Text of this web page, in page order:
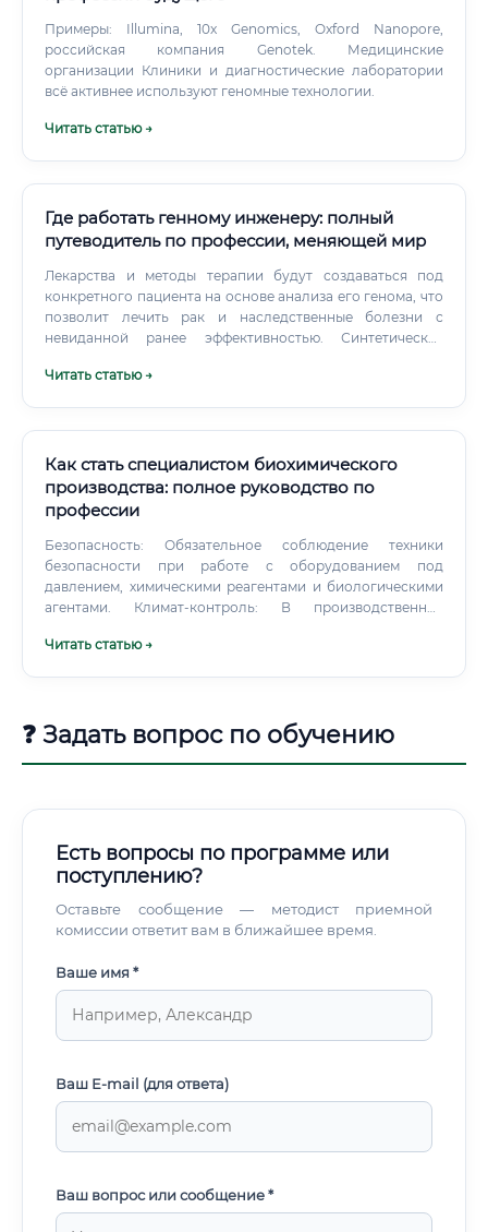
инженерные белки 📝 Регуляторная деятельность —
подготовка досье для регуляторных органов
(Росздравнадзор, FDA, EMA) Если говорить честно,
рутины хватает. Часами анализировать данные — это
реальность биофармаколога, а не сцена из научного
препарата, который выходит на рынок и помогает людям
Примеры: Illumina, 10x Genomics, Oxford Nanopore,
российская компания Genotek. Медицинские
организации Клиники и диагностические лаборатории
всё активнее используют геномные технологии.
Читать статью →
Где работать генному инженеру: полный
путеводитель по профессии, меняющей мир
Лекарства и методы терапии будут создаваться под
конкретного пациента на основе анализа его генома, что
позволит лечить рак и наследственные болезни с
невиданной ранее эффективностью. Синтетическая
существующих геномов к проектированию и созданию
производить недостающие витамины или лекарства.
Читать статью →
Как стать специалистом биохимического
производства: полное руководство по
профессии
Безопасность: Обязательное соблюдение техники
безопасности при работе с оборудованием под
давлением, химическими реагентами и биологическими
агентами. Климат-контроль: В производственных
влажностный режим, необходимый для технологии.
Читать статью →
❓ Задать вопрос по обучению
Есть вопросы по программе или
поступлению?
Оставьте сообщение — методист приемной
комиссии ответит вам в ближайшее время.
Ваше имя *
Ваш E-mail (для ответа)
Ваш вопрос или сообщение *